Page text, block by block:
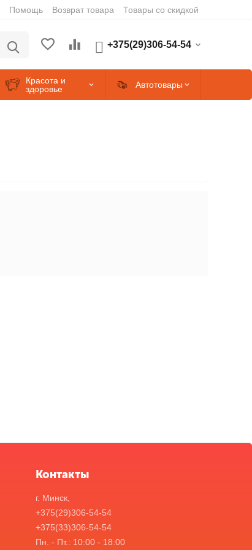
Помощь Возврат товара Товары со скидкой
+375(29)306-54-54
Красота и
здоровье
Автотовары
Контакты
г. Минск,
+375(29)306-54-54
+375(33)306-54-54
Пн. - Пт.: 10:00 - 18:00